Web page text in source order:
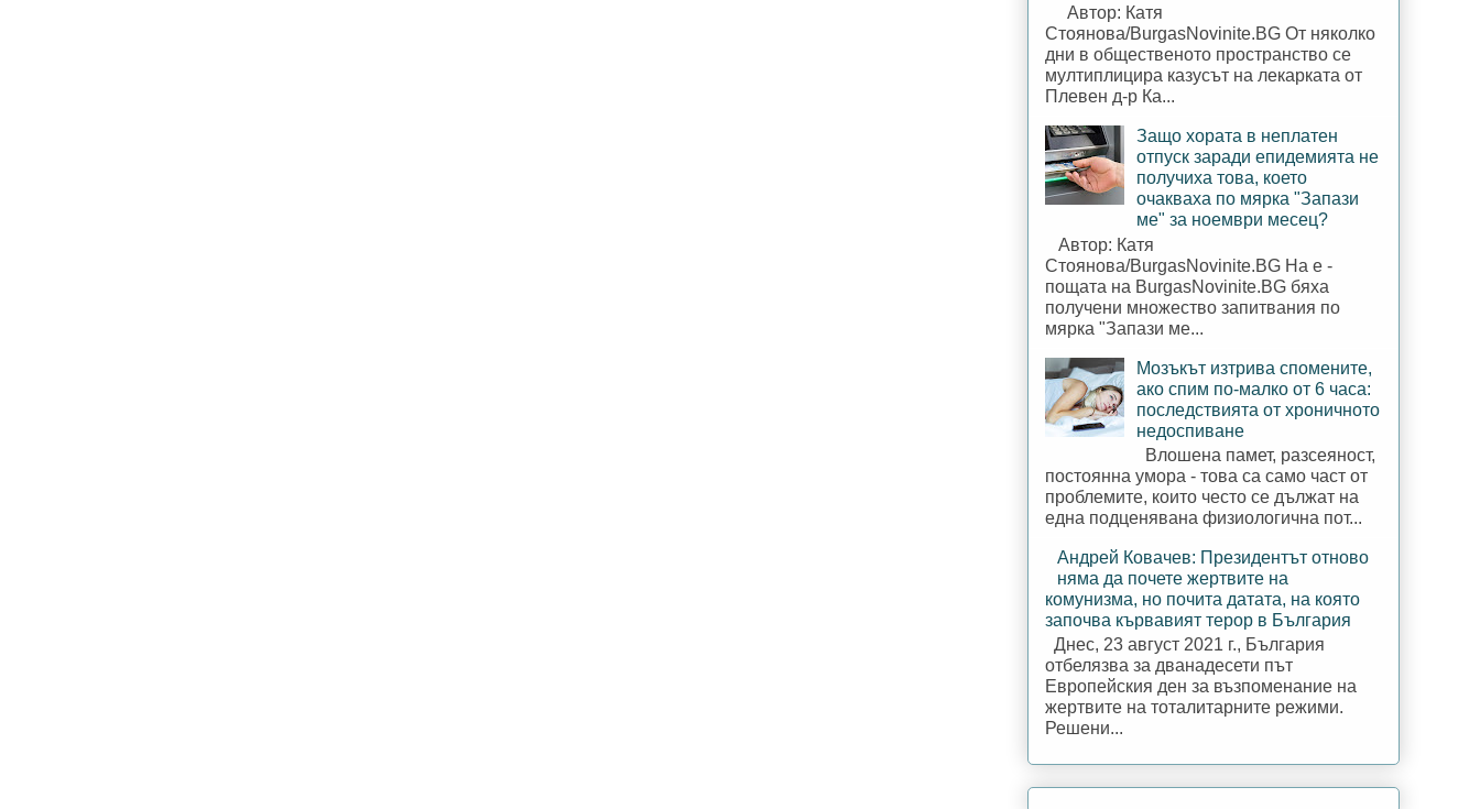
Автор: Катя
Стоянова/BurgasNovinite.BG От няколко
дни в общественото пространство се
мултиплицира казусът на лекарката от
Плевен д-р Ка...
Защо хората в неплатен
отпуск заради епидемията не
получиха това, което
очакваха по мярка "Запази
ме" за ноември месец?
Автор: Катя
Стоянова/BurgasNovinite.BG На е -
пощата на BurgasNovinite.BG бяха
получени множество запитвания по
мярка "Запази ме...
Мозъкът изтрива спомените,
ако спим по-малко от 6 часа:
последствията от хроничното
недоспиване
Влошена памет, разсеяност,
постоянна умора - това са само част от
проблемите, които често се дължат на
една подценявана физиологична пот...
Андрей Ковачев: Президентът отново
няма да почете жертвите на
комунизма, но почита датата, на която
започва кървавият терор в България
Днес, 23 август 2021 г., България
отбелязва за дванадесети път
Европейския ден за възпоменание на
жертвите на тоталитарните режими.
Решени...